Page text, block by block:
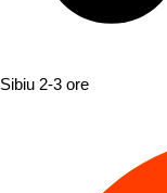
Sibiu 2-3 ore